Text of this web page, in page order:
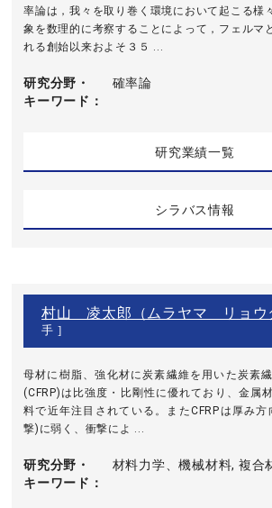
率論は，我々を取り巻く環境において起こる様
象を数理的に考察することによって，フェルマ
れる創始以来およそ３５ ...
研究分野・
キーワード
確率論
研究業績一覧
シラバス情報
村山 凌太郎（ムラヤマ リョウ
手 ]
母材に樹脂、強化材に炭素繊維を用いた炭素
(CFRP)は比強度・比剛性に優れており、金属
料で近年注目されている。またCFRPは厚み
撃)に弱く、衝撃によ ...
研究分野・
キーワード
材料力学、機械材料, 複合